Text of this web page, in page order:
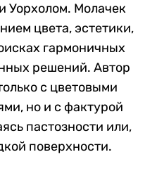
Уорхолом. Молачек
цвета, эстетики,
гармоничных
решений. Автор
с цветовыми
но и с фактурой
пастозности или,
поверхности.